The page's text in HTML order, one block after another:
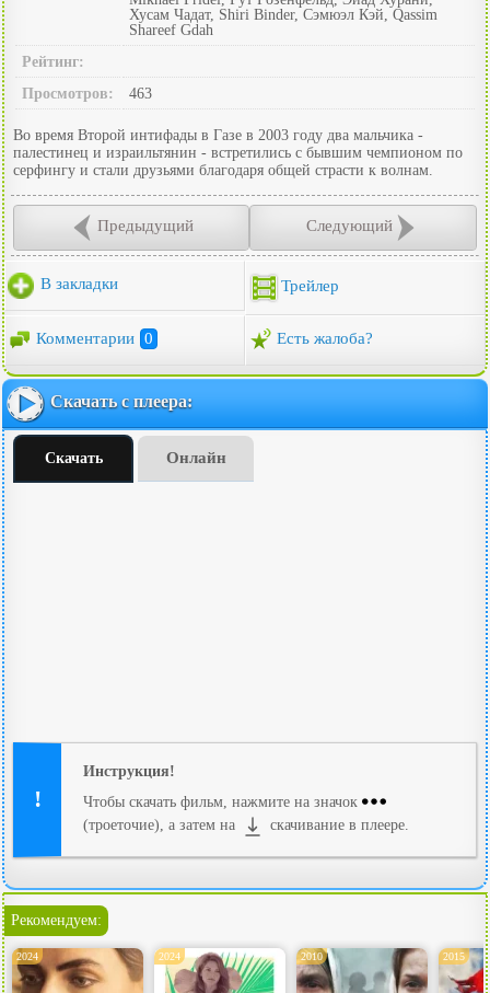
Хусам Чадат, Shiri Binder, Сэмюэл Кэй, Qassim
Shareef Gdah
Рейтинг:
Просмотров:
463
Во время Второй интифады в Газе в 2003 году два мальчика -
палестинец и израильтянин - встретились с бывшим чемпионом по
серфингу и стали друзьями благодаря общей страсти к волнам.
Предыдущий Следующий
В закладки Трейлер
Комментарии 0 Есть жалоба?
Скачать с плеера:
Скачать Онлайн
Инструкция!
Чтобы скачать фильм, нажмите на значок
(троеточие), а затем на
скачивание в плеере.
Рекомендуем:
2024 2024 2010 2015